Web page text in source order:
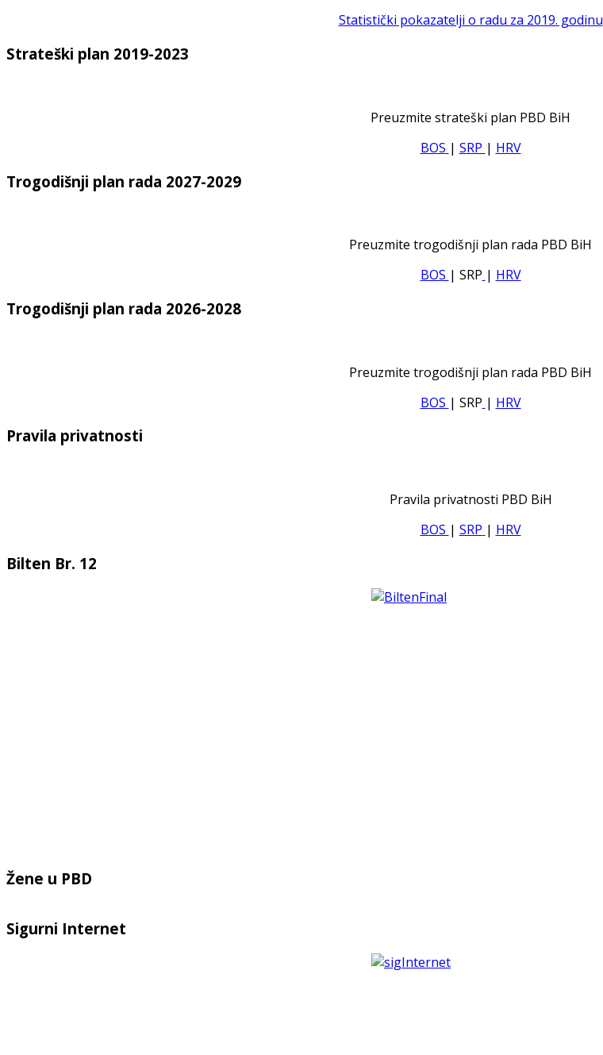
Statistički pokazatelji o radu za 2019. godinu
Strateški plan 2019-2023
Preuzmite strateški plan PBD BiH
BOS | SRP | HRV
Trogodišnji plan rada 2027-2029
Preuzmite trogodišnji plan rada PBD BiH
BOS | SRP | HRV
Trogodišnji plan rada 2026-2028
Preuzmite trogodišnji plan rada PBD BiH
BOS | SRP | HRV
Pravila privatnosti
Pravila privatnosti PBD BiH
BOS | SRP | HRV
Bilten Br. 12
Žene u PBD
Sigurni Internet